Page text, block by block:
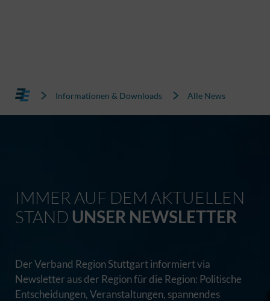
Informationen & Downloads Alle News
IMMER AUF DEM AKTUELLEN
STAND UNSER NEWSLETTER
Der Verband Region Stuttgart informiert via
Newsletter aus der Region für die Region: Politische
Entscheidungen, Veranstaltungen, spannendes